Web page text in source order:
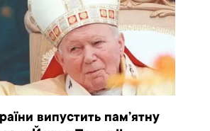
випустить пам’ятну